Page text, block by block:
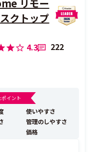
リモー
クトップ
4.3 222
ポイント
使いやすさ
管理のしやすさ
価格